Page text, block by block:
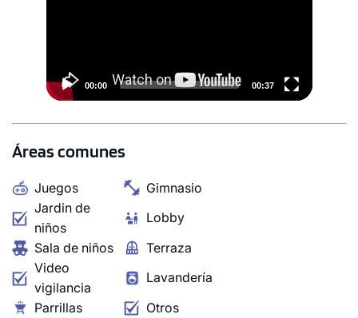
00:00 00:37
Áreas comunes
Juegos
Gimnasio
Jardin de
niños
Lobby
Sala de niños
Terraza
Video
vigilancia
Lavandería
Parrillas
Otros